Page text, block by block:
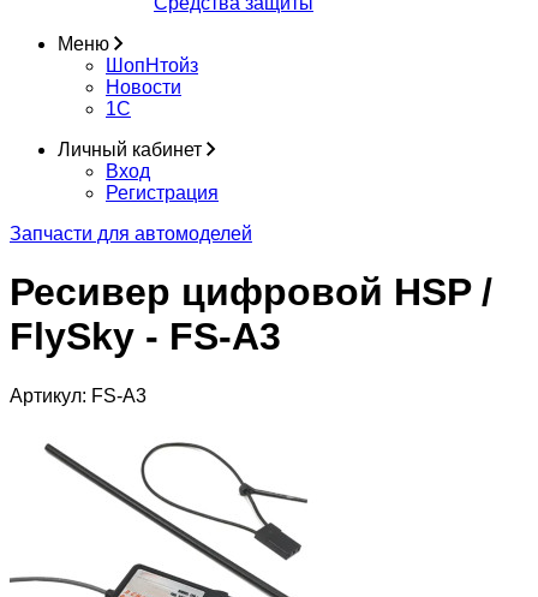
Меню
ШопНтойз
Новости
1C
Личный кабинет
Вход
Регистрация
Запчасти для автомоделей
Ресивер цифровой HSP /
FlySky - FS-A3
Артикул: FS-A3